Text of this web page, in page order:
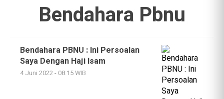
Bendahara Pbnu
Bendahara PBNU : Ini Persoalan
Saya Dengan Haji Isam
4 Juni 2022 - 08:15 WIB